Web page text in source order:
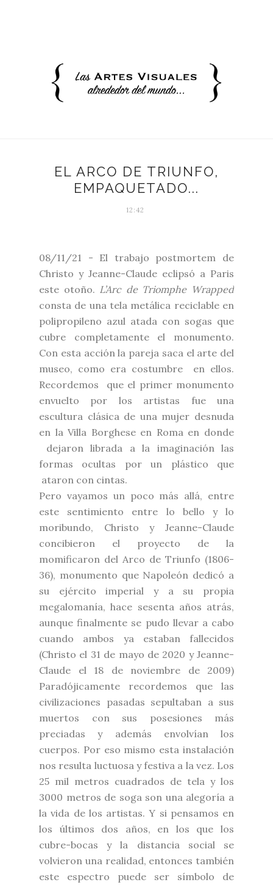
EL ARCO DE TRIUNFO,
EMPAQUETADO...
12:42
08/11/21 - El trabajo postmortem de
Christo y Jeanne-Claude eclipsó a Paris
este otoño. L’Arc de Triomphe Wrapped
consta de una tela metálica reciclable en
polipropileno azul atada con sogas que
cubre completamente el monumento.
Con esta acción la pareja saca el arte del
museo, como era costumbre en ellos.
Recordemos que el primer monumento
envuelto por los artistas fue una
escultura clásica de una mujer desnuda
en la Villa Borghese en Roma en donde
dejaron librada a la imaginación las
formas ocultas por un plástico que
ataron con cintas.
Pero vayamos un poco más allá, entre
este sentimiento entre lo bello y lo
moribundo, Christo y Jeanne-Claude
concibieron el proyecto de la
momificaron del Arco de Triunfo (1806-
36), monumento que Napoleón dedicó a
su ejército imperial y a su propia
megalomanía, hace sesenta años atrás,
aunque finalmente se pudo llevar a cabo
cuando ambos ya estaban fallecidos
(Christo el 31 de mayo de 2020 y Jeanne-
Claude el 18 de noviembre de 2009)
Paradójicamente recordemos que las
civilizaciones pasadas sepultaban a sus
muertos con sus posesiones más
preciadas y además envolvían los
cuerpos. Por eso mismo esta instalación
nos resulta luctuosa y festiva a la vez. Los
25 mil metros cuadrados de tela y los
3000 metros de soga son una alegoría a
la vida de los artistas. Y si pensamos en
los últimos dos años, en los que los
cubre-bocas y la distancia social se
volvieron una realidad, entonces también
este espectro puede ser símbolo de